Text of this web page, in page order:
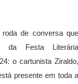
de conversa que
da Festa Literária
o cartunista Ziraldo,
presente em toda a